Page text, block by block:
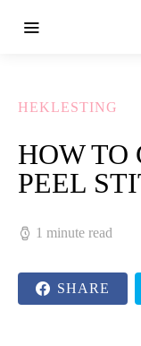
HEKLESTING
HOW TO
PEEL
1 minute read
SHARE